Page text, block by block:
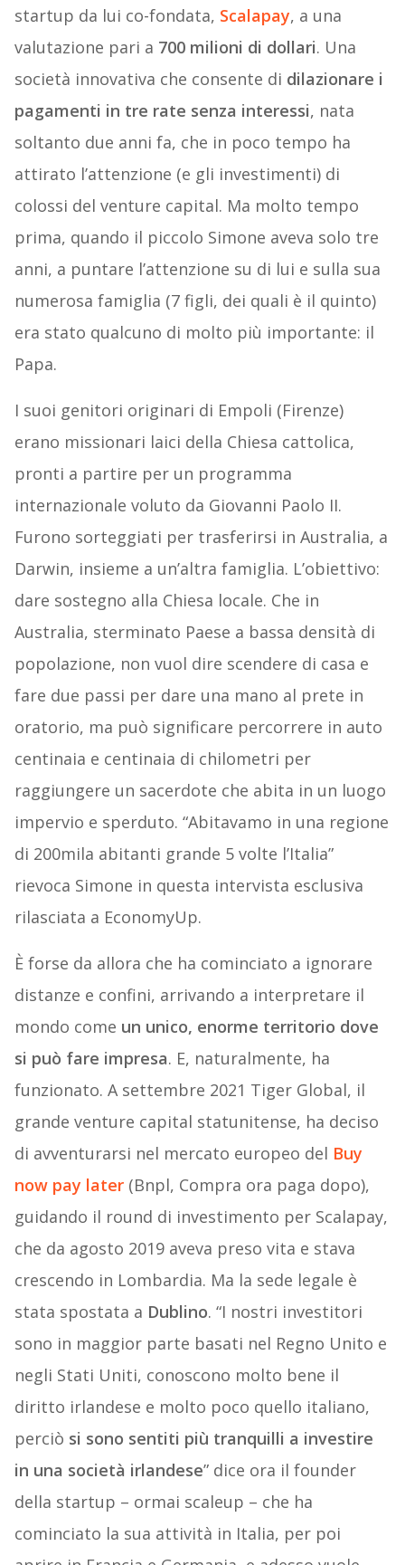
startup da lui co-fondata, Scalapay, a una
valutazione pari a 700 milioni di dollari. Una
società innovativa che consente di dilazionare i
pagamenti in tre rate senza interessi, nata
soltanto due anni fa, che in poco tempo ha
attirato l’attenzione (e gli investimenti) di
colossi del venture capital. Ma molto tempo
prima, quando il piccolo Simone aveva solo tre
anni, a puntare l’attenzione su di lui e sulla sua
numerosa famiglia (7 figli, dei quali è il quinto)
era stato qualcuno di molto più importante: il
Papa.
I suoi genitori originari di Empoli (Firenze)
erano missionari laici della Chiesa cattolica,
pronti a partire per un programma
internazionale voluto da Giovanni Paolo II.
Furono sorteggiati per trasferirsi in Australia, a
Darwin, insieme a un’altra famiglia. L’obiettivo:
dare sostegno alla Chiesa locale. Che in
Australia, sterminato Paese a bassa densità di
popolazione, non vuol dire scendere di casa e
fare due passi per dare una mano al prete in
oratorio, ma può significare percorrere in auto
centinaia e centinaia di chilometri per
raggiungere un sacerdote che abita in un luogo
impervio e sperduto. “Abitavamo in una regione
di 200mila abitanti grande 5 volte l’Italia”
rievoca Simone in questa intervista esclusiva
rilasciata a EconomyUp.
È forse da allora che ha cominciato a ignorare
distanze e confini, arrivando a interpretare il
mondo come un unico, enorme territorio dove
si può fare impresa. E, naturalmente, ha
funzionato. A settembre 2021 Tiger Global, il
grande venture capital statunitense, ha deciso
di avventurarsi nel mercato europeo del Buy
now pay later(Bnpl, Compra ora paga dopo),
guidando il round di investimento per Scalapay,
che da agosto 2019 aveva preso vita e stava
crescendo in Lombardia. Ma la sede legale è
stata spostata a Dublino. “I nostri investitori
sono in maggior parte basati nel Regno Unito e
negli Stati Uniti, conoscono molto bene il
diritto irlandese e molto poco quello italiano,
perciò si sono sentiti più tranquilli a investire
in una società irlandese” dice ora il founder
della startup – ormai scaleup – che ha
cominciato la sua attività in Italia, per poi